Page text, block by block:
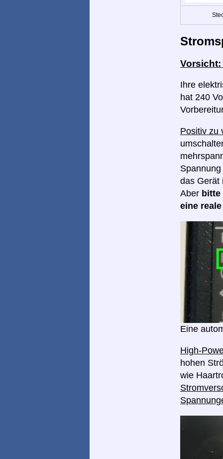
Vorsicht:
Ihre
hat 240
Positiv zu
das Gerät
Aber
eine
Eine
High-
hohen
wie